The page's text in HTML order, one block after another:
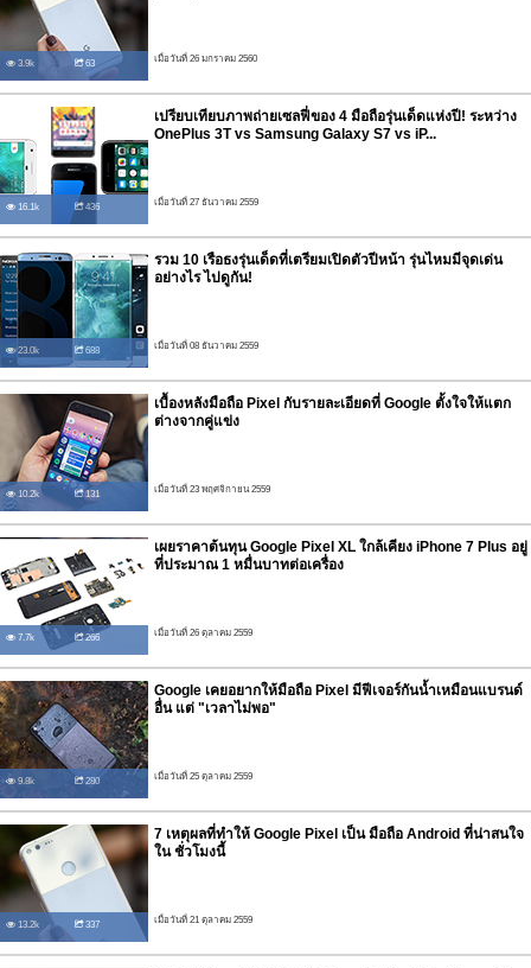
3.9k 63 เมื่อวันที่ 26 มกราคม 2560
16.1k 436
เปรียบเทียบภาพถ่ายเซลฟี่ของ 4 มือถือรุ่นเด็ดแห่งปี! ระหว่าง
OnePlus 3T vs Samsung Galaxy S7 vs iP...
เมื่อวันที่ 27 ธันวาคม 2559
23.0k 688
รวม 10 เรือธงรุ่นเด็ดที่เตรียมเปิดตัวปีหน้า รุ่นไหมมีจุดเด่น
อย่างไร ไปดูกัน!
เมื่อวันที่ 08 ธันวาคม 2559
10.2k 131
เบื้องหลังมือถือ Pixel กับรายละเอียดที่ Google ตั้งใจให้แตก
ต่างจากคู่แข่ง
เมื่อวันที่ 23 พฤศจิกายน 2559
7.7k 266
เผยราคาต้นทุน Google Pixel XL ใกล้เคียง iPhone 7 Plus อยู่
ที่ประมาณ 1 หมื่นบาทต่อเครื่อง
เมื่อวันที่ 26 ตุลาคม 2559
9.8k 280
Google เคยอยากให้มือถือ Pixel มีฟีเจอร์กันน้ำเหมือนแบรนด์
อื่น แต่ "เวลาไม่พอ"
เมื่อวันที่ 25 ตุลาคม 2559
13.2k 337
7 เหตุผลที่ทำให้ Google Pixel เป็น มือถือ Android ที่น่าสนใจ
ใน ชั่วโมงนี้
เมื่อวันที่ 21 ตุลาคม 2559